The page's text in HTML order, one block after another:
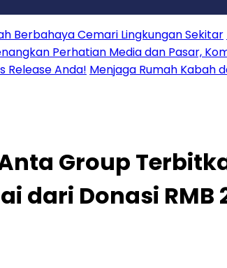
Berbahaya Cemari Lingkungan Sekitar
Perhatian Media dan Pasar,
Release Anda! Menjaga Rumah Kabah
Group
dari Donasi